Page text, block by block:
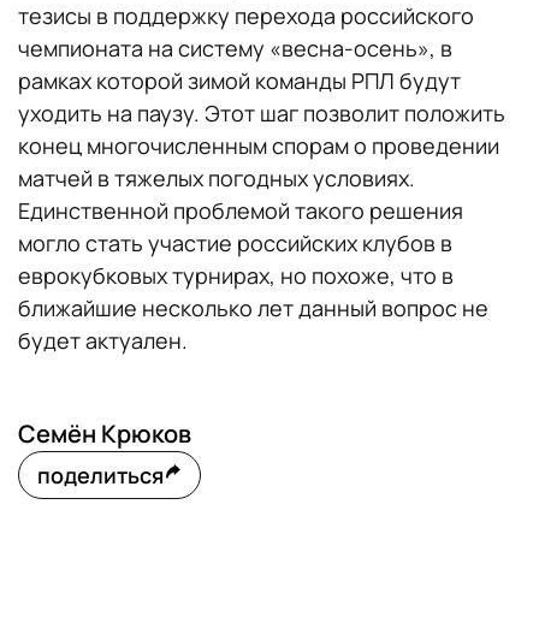
тезисы в поддержку перехода российского
чемпионата на систему «весна-осень», в
рамках которой зимой команды РПЛ будут
уходить на паузу. Этот шаг позволит положить
конец многочисленным спорам о проведении
матчей в тяжелых погодных условиях.
Единственной проблемой такого решения
могло стать участие российских клубов в
еврокубковых турнирах, но похоже, что в
ближайшие несколько лет данный вопрос не
будет актуален.
Семён Крюков
поделиться